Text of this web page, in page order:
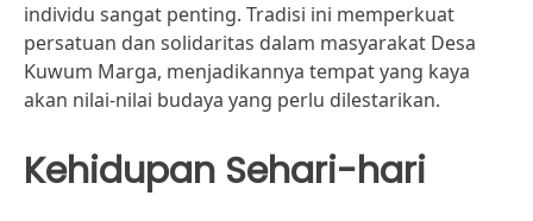
individu sangat penting. Tradisi ini memperkuat
persatuan dan solidaritas dalam masyarakat Desa
Kuwum Marga, menjadikannya tempat yang kaya
akan nilai-nilai budaya yang perlu dilestarikan.
Kehidupan Sehari-hari